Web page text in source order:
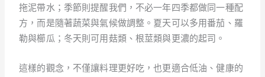
拖泥帶水；季節則提醒我們，不必一年四季都做同一種配
方，而是隨著蔬菜與氣候做調整。夏天可以多用番茄、羅
勒與櫛瓜；冬天則可用菇類、根莖類與更濃的起司。
這樣的觀念，不僅讓料理更好吃，也更適合低油、健康的